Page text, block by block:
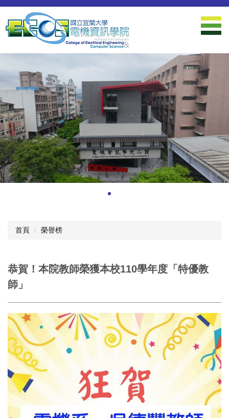
跳
到
主
要
區
首頁 榮譽榜
恭賀！本院教師榮獲本校110學年度「特優教
師」